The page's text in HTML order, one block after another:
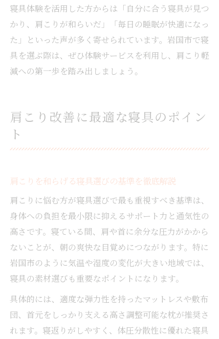
寝具体験を活用した方からは「自分に合う寝具が見つ
かり、肩こりが和らいだ」「毎日の睡眠が快適になっ
た」といった声が多く寄せられています。岩国市で寝
具を選ぶ際は、ぜひ体験サービスを利用し、肩こり軽
減への第一歩を踏み出しましょう。
肩こり改善に最適な寝具のポイン
ト
肩こりを和らげる寝具選びの基準を徹底解説
肩こりに悩む方が寝具選びで最も重視すべき基準は、
身体への負担を最小限に抑えるサポート力と通気性の
高さです。寝ている間、肩や首に余分な圧力がかから
ないことが、朝の爽快な目覚めにつながります。特に
岩国市のように気温や湿度の変化が大きい地域では、
寝具の素材選びも重要なポイントになります。
具体的には、適度な弾力性を持ったマットレスや敷布
団、首元をしっかり支える高さ調整可能な枕が推奨さ
れます。寝返りがしやすく、体圧分散性に優れた寝具